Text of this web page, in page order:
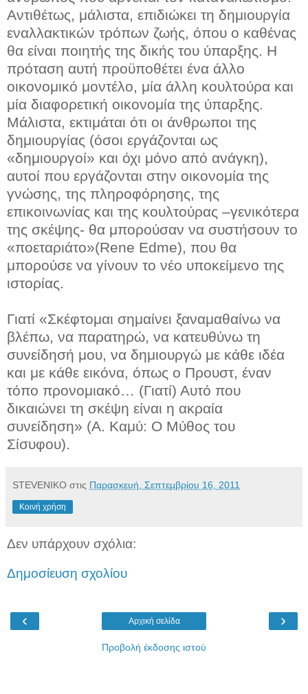
Αντιθέτως, μάλιστα, επιδιώκει τη δημιουργία
εναλλακτικών τρόπων ζωής, όπου ο καθένας
θα είναι ποιητής της δικής του ύπαρξης. Η
πρόταση αυτή προϋποθέτει ένα άλλο
οικονομικό μοντέλο, μία άλλη κουλτούρα και
μία διαφορετική οικονομία της ύπαρξης.
Μάλιστα, εκτιμάται ότι οι άνθρωποι της
δημιουργίας (όσοι εργάζονται ως
«δημιουργοί» και όχι μόνο από ανάγκη),
αυτοί που εργάζονται στην οικονομία της
γνώσης, της πληροφόρησης, της
επικοινωνίας και της κουλτούρας –γενικότερα
της σκέψης- θα μπορούσαν να συστήσουν το
«ποεταριάτο»(Rene Edme), που θα
μπορούσε να γίνουν το νέο υποκείμενο της
ιστορίας.
Γιατί «Σκέφτομαι σημαίνει ξαναμαθαίνω να
βλέπω, να παρατηρώ, να κατευθύνω τη
συνείδησή μου, να δημιουργώ με κάθε ιδέα
και με κάθε εικόνα, όπως ο Προυστ, έναν
τόπο προνομιακό… (Γιατί) Αυτό που
δικαιώνει τη σκέψη είναι η ακραία
συνείδηση» (Α. Καμύ: Ο Μύθος του
Σίσυφου).
STEVENIKO στις Παρασκευή, Σεπτεμβρίου 16, 2011
Κοινή χρήση
Δεν υπάρχουν σχόλια:
Δημοσίευση σχολίου
‹ ›
Αρχική σελίδα
Προβολή έκδοσης ιστού